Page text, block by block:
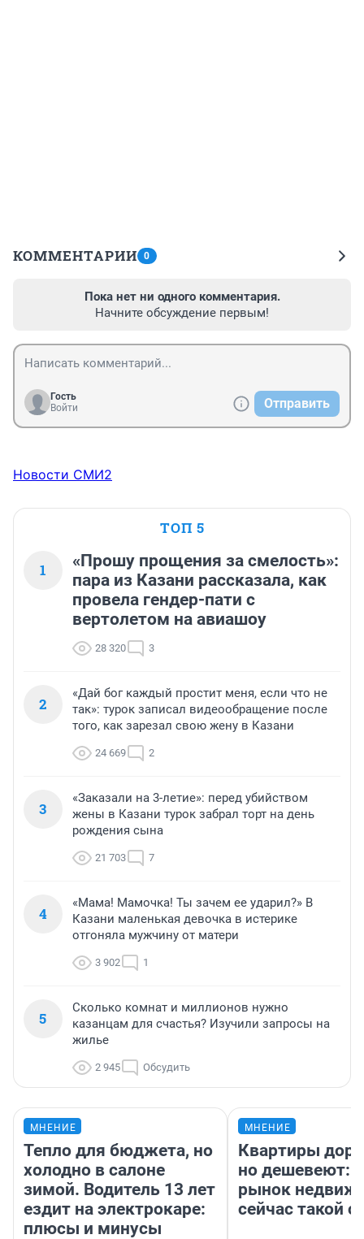
КОММЕНТАРИИ 0
Пока нет ни одного комментария.
Начните обсуждение первым!
Гость
Войти
Отправить
Новости СМИ2
ТОП 5
1
«Прошу прощения за смелость»:
пара из Казани рассказала, как
провела гендер-пати с
вертолетом на авиашоу
28 320 3
2
«Дай бог каждый простит меня, если что не
так»: турок записал видеообращение после
того, как зарезал свою жену в Казани
24 669 2
3
«Заказали на 3-летие»: перед убийством
жены в Казани турок забрал торт на день
рождения сына
21 703 7
4
«Мама! Мамочка! Ты зачем ее ударил?» В
Казани маленькая девочка в истерике
отгоняла мужчину от матери
3 902 1
5
Сколько комнат и миллионов нужно
казанцам для счастья? Изучили запросы на
жилье
2 945 Обсудить
МНЕНИЕ
Тепло для бюджета, но
холодно в салоне
зимой. Водитель 13 лет
ездит на электрокаре:
плюсы и минусы
МНЕНИЕ
Квартиры
но дешевеют:
рынок
сейчас такой